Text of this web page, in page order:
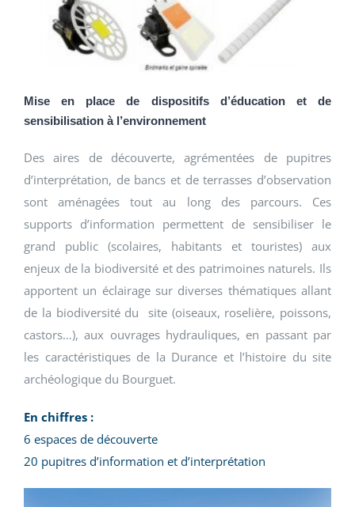
Mise en place de dispositifs d’éducation et de
sensibilisation à l’environnement
Des aires de découverte, agrémentées de pupitres
d’interprétation, de bancs et de terrasses d’observation
sont aménagées tout au long des parcours. Ces
supports d’information permettent de sensibiliser le
grand public (scolaires, habitants et touristes) aux
enjeux de la biodiversité et des patrimoines naturels. Ils
apportent un éclairage sur diverses thématiques allant
de la biodiversité du site (oiseaux, roselière, poissons,
castors…), aux ouvrages hydrauliques, en passant par
les caractéristiques de la Durance et l’histoire du site
archéologique du Bourguet.
En chiffres :
6 espaces de découverte
20 pupitres d’information et d’interprétation